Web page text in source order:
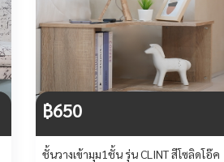
฿650
ชั้นวางเข้ามุม1ชั้น รุ่น CLINT สีโซลิดโอ๊ค